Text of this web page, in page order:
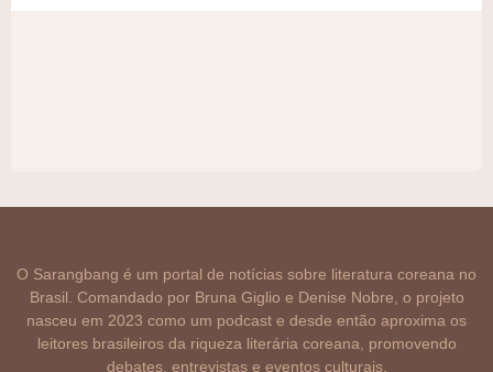
O Sarangbang é um portal de notícias sobre literatura coreana no
Brasil. Comandado por Bruna Giglio e Denise Nobre, o projeto
nasceu em 2023 como um podcast e desde então aproxima os
leitores brasileiros da riqueza literária coreana, promovendo
debates, entrevistas e eventos culturais.